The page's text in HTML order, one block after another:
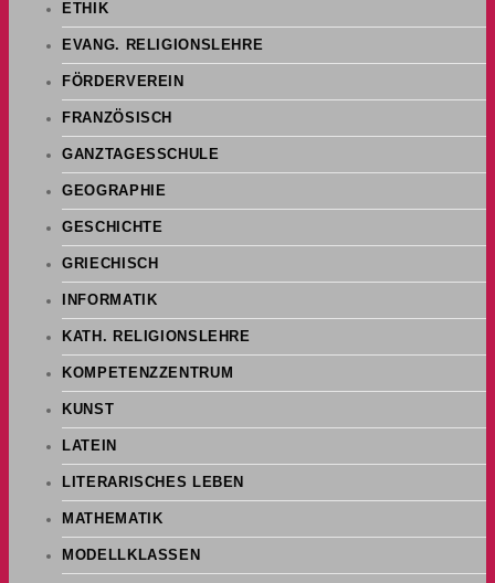
ETHIK
EVANG. RELIGIONSLEHRE
FÖRDERVEREIN
FRANZÖSISCH
GANZTAGESSCHULE
GEOGRAPHIE
GESCHICHTE
GRIECHISCH
INFORMATIK
KATH. RELIGIONSLEHRE
KOMPETENZZENTRUM
KUNST
LATEIN
LITERARISCHES LEBEN
MATHEMATIK
MODELLKLASSEN